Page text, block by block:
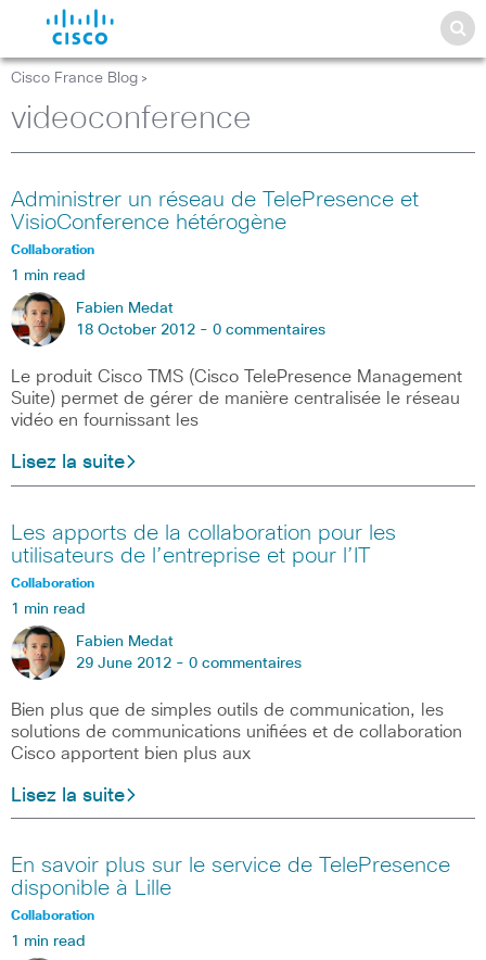
Cisco France Blog >
videoconference
Administrer un réseau de TelePresence et
VisioConference hétérogène
Collaboration
1 min read
Fabien Medat
18 October 2012 - 0 commentaires
Le produit Cisco TMS (Cisco TelePresence Management
Suite) permet de gérer de manière centralisée le réseau
vidéo en fournissant les
Lisez la suite
Les apports de la collaboration pour les
utilisateurs de l’entreprise et pour l’IT
Collaboration
1 min read
Fabien Medat
29 June 2012 - 0 commentaires
Bien plus que de simples outils de communication, les
solutions de communications unifiées et de collaboration
Cisco apportent bien plus aux
Lisez la suite
En savoir plus sur le service de TelePresence
disponible à Lille
Collaboration
1 min read